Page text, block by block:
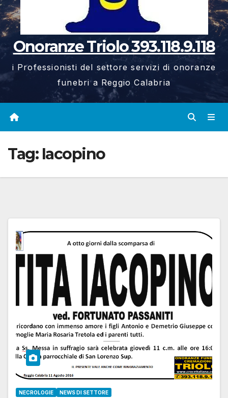
Onoranze Triolo 393.118.9.118
i Professionisti del settore servizi di onoranze
funebri a Reggio Calabria
Tag: Iacopino
NECROLOGIE NEWS DI SETTORE